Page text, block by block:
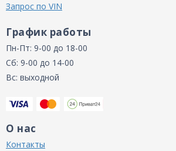
Запрос по VIN
График работы
Пн-Пт: 9-00 до 18-00
Сб: 9-00 до 14-00
Вс: выходной
О нас
Контакты